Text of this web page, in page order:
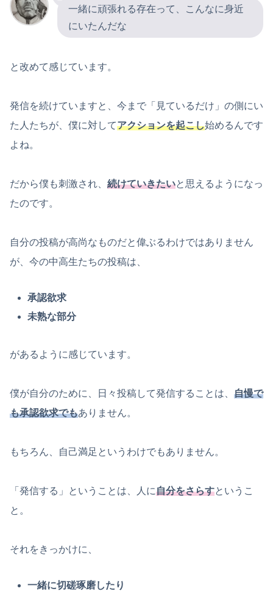
一緒に頑張れる存在って、こんなに身近
にいたんだな
と改めて感じています。
発信を続けていますと、今まで「見ているだけ」の側にい
た人たちが、僕に対してアクションを起こし始めるんです
よね。
だから僕も刺激され、 続けていきたいと思えるようになっ
たのです。
自分の投稿が高尚なものだと偉ぶるわけではありません
が、今の中高生たちの投稿は、
承認欲求
未熟な部分
があるように感じています。
僕が自分のために、日々投稿して発信することは、 自慢で
も承認欲求でもありません。
もちろん、自己満足というわけでもありません。
「発信する」ということは、人に自分をさらすというこ
と。
それをきっかけに、
一緒に切磋琢磨したり